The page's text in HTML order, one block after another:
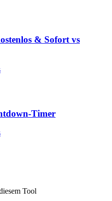
& Sofort vs
Timer
Tool